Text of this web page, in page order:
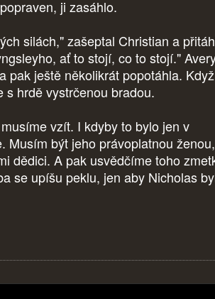
ji zasáhlo.
silách," zašeptal Christian a
ať to stojí, co to stojí."
pak ještě několikrát popotáhla.
s hrdě vystrčenou bradou.
vzít. I kdyby to bylo jen v
Musím být jeho právoplatnou
dědici. A pak usvědčíme toho
se upíšu peklu, jen aby Nicholas